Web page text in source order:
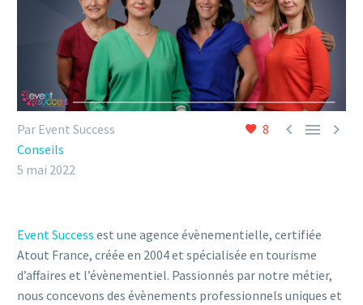
8   
Par Event Success
Conseils
5 mai 2022
Event Success est une agence évènementielle, certifiée
Atout France, créée en 2004 et spécialisée en tourisme
d’affaires et l’évènementiel. Passionnés par notre métier,
nous concevons des évènements professionnels uniques et